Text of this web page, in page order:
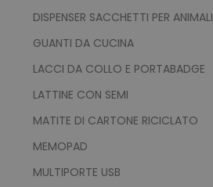
DISPENSER SACCHETTI PER ANIMALI
GUANTI DA CUCINA
LACCI DA COLLO E PORTABADGE
LATTINE CON SEMI
MATITE DI CARTONE RICICLATO
MEMOPAD
MULTIPORTE USB